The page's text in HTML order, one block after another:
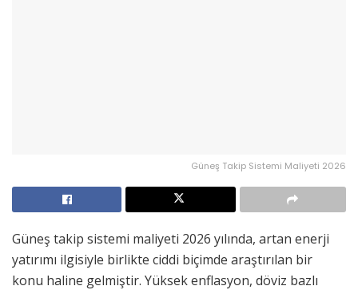
Güneş Takip Sistemi Maliyeti 2026
Güneş takip sistemi maliyeti 2026 yılında, artan enerji
yatırımı ilgisiyle birlikte ciddi biçimde araştırılan bir
konu haline gelmiştir. Yüksek enflasyon, döviz bazlı